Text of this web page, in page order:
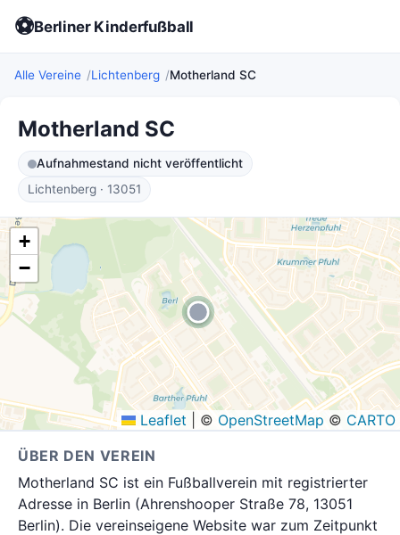
⚽Berliner Kinderfußball
Alle Vereine Lichtenberg Motherland SC
Motherland SC
Aufnahmestand nicht veröffentlicht
Lichtenberg · 13051
+
−
Leaflet © OpenStreetMap © CARTO
ÜBER DEN VEREIN
Motherland SC ist ein Fußballverein mit registrierter
Adresse in Berlin (Ahrenshooper Straße 78, 13051
Berlin). Die vereinseigene Website war zum Zeitpunkt